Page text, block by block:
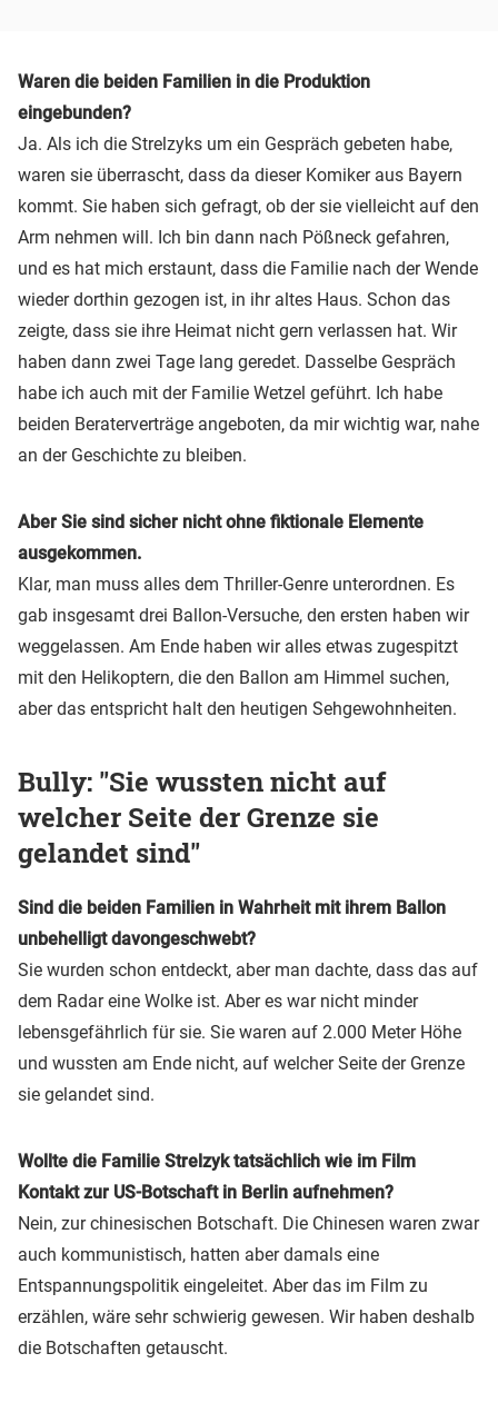
Waren die beiden Familien in die Produktion
eingebunden?
Ja. Als ich die Strelzyks um ein Gespräch gebeten habe,
waren sie überrascht, dass da dieser Komiker aus Bayern
kommt. Sie haben sich gefragt, ob der sie vielleicht auf den
Arm nehmen will. Ich bin dann nach Pößneck gefahren,
und es hat mich erstaunt, dass die Familie nach der Wende
wieder dorthin gezogen ist, in ihr altes Haus. Schon das
zeigte, dass sie ihre Heimat nicht gern verlassen hat. Wir
haben dann zwei Tage lang geredet. Dasselbe Gespräch
habe ich auch mit der Familie Wetzel geführt. Ich habe
beiden Beraterverträge angeboten, da mir wichtig war, nahe
an der Geschichte zu bleiben.
Aber Sie sind sicher nicht ohne fiktionale Elemente
ausgekommen.
Klar, man muss alles dem Thriller-Genre unterordnen. Es
gab insgesamt drei Ballon-Versuche, den ersten haben wir
weggelassen. Am Ende haben wir alles etwas zugespitzt
mit den Helikoptern, die den Ballon am Himmel suchen,
aber das entspricht halt den heutigen Sehgewohnheiten.
Bully: "Sie wussten nicht auf
welcher Seite der Grenze sie
gelandet sind"
Sind die beiden Familien in Wahrheit mit ihrem Ballon
unbehelligt davongeschwebt?
Sie wurden schon entdeckt, aber man dachte, dass das auf
dem Radar eine Wolke ist. Aber es war nicht minder
lebensgefährlich für sie. Sie waren auf 2.000 Meter Höhe
und wussten am Ende nicht, auf welcher Seite der Grenze
sie gelandet sind.
Wollte die Familie Strelzyk tatsächlich wie im Film
Kontakt zur US-Botschaft in Berlin aufnehmen?
Nein, zur chinesischen Botschaft. Die Chinesen waren zwar
auch kommunistisch, hatten aber damals eine
Entspannungspolitik eingeleitet. Aber das im Film zu
erzählen, wäre sehr schwierig gewesen. Wir haben deshalb
die Botschaften getauscht.